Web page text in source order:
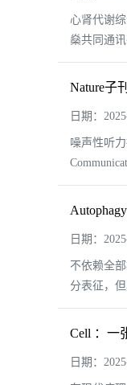
心肾代谢
燊共同通讯
Nature子
日期：
噪声性听
日期：
不依赖全
分表征，
Cell ：一
日期：